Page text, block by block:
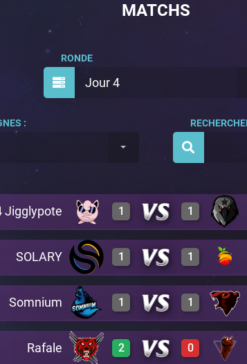
MATCHS
Jour 4
RONDE
:
Jigglypote 1 1
0 A20 3
2 A20 0
SOLARY 1 1
0 A20 2
Somnium 1 1
0 A20 2
Rafale 2 0